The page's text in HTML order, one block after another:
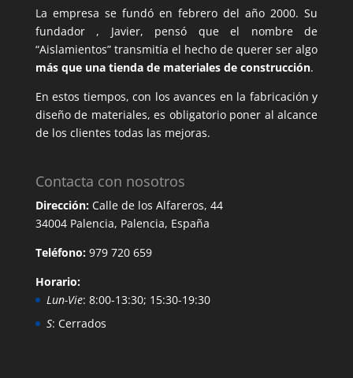
La empresa se fundó en febrero del año 2000. Su
fundador , Javier, pensó que el nombre de
“Aislamientos” transmitía el hecho de querer ser algo
más que una tienda de materiales de construcción.
En estos tiempos, con los avances en la fabricación y
diseño de materiales, es obligatorio poner al alcance
de los clientes todas las mejoras.
Contacta con nosotros
Dirección:Calle de los Alfareros, 44
34004 Palencia, Palencia, España
Teléfono:979 720 659
Horario:
Lun-Vie: 8:00-13:30; 15:30-19:30
S: Cerrados